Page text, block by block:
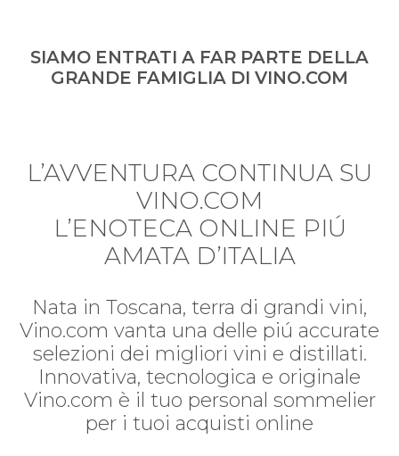
SIAMO ENTRATI A FAR PARTE DELLA
GRANDE FAMIGLIA DI VINO.COM
L’AVVENTURA CONTINUA SU
VINO.COM
L’ENOTECA ONLINE PIÚ
AMATA D’ITALIA
Nata in Toscana, terra di grandi vini,
Vino.com vanta una delle piú accurate
selezioni dei migliori vini e distillati.
Innovativa, tecnologica e originale
Vino.com è il tuo personal sommelier
per i tuoi acquisti online